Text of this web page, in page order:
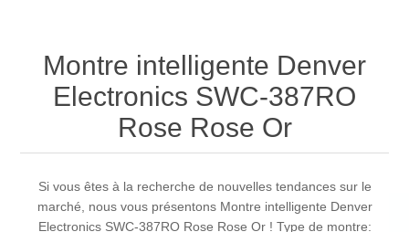
Montre intelligente Denver
Electronics SWC-387RO
Rose Rose Or
Si vous êtes à la recherche de nouvelles tendances sur le
marché, nous vous présentons Montre intelligente Denver
Electronics SWC-387RO Rose Rose Or ! Type de montre: